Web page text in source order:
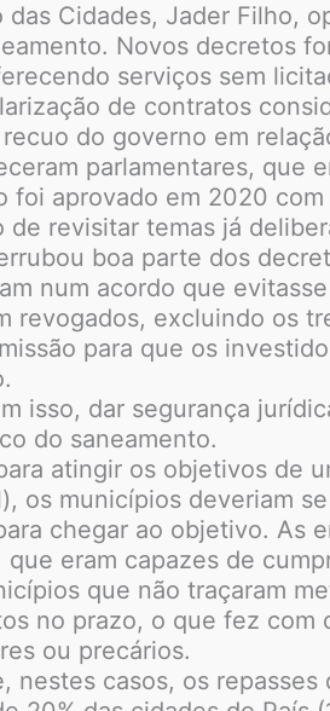
das Cidades, Jader
Novos decretos
serviços sem
de contratos
do governo em
parlamentares, que
foi aprovado em 2020
revisitar temas já
boa parte dos
num acordo que
revogados, excluindo os
para que os
isso, dar segurança
do saneamento.
atingir os objetivos de
os municípios deveriam
chegar ao objetivo. As
eram capazes de
que não traçaram
no prazo, o que fez com
ou precários.
nestes casos, os